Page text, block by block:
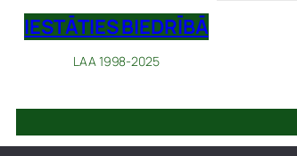
IESTĀTIES BIEDRĪBĀ
LAA 1998-2025